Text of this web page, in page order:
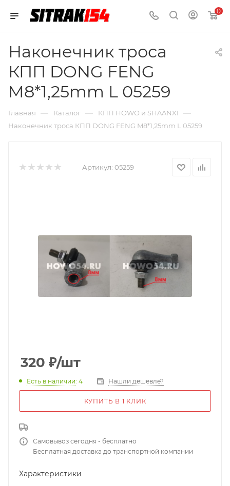
0
Наконечник троса
КПП DONG FENG
M8*1,25mm L 05259
Главная — Каталог — КПП HOWO и SHAANXI —
Наконечник троса КПП DONG FENG M8*1,25mm L 05259
Артикул: 05259
320 ₽/шт
Есть в наличии: 4 Нашли дешевле?
КУПИТЬ В 1 КЛИК
Самовывоз сегодня - бесплатно
Бесплатная доставка до транспортной компании
Характеристики